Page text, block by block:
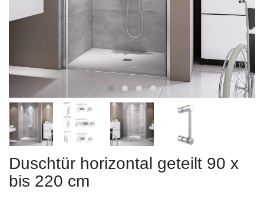
Duschtür horizontal geteilt 90 x
bis 220 cm